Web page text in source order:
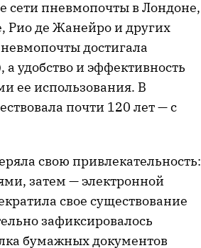
сети пневмопочты в Лондоне,
Рио де Жанейро и других
достигала
удобство и эффективность
ее использования. В
почти 120 лет — с
свою привлекательность:
затем — электронной
свое существование
зафиксировалось
бумажных документов